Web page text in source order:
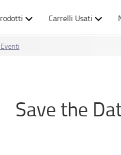
Carrelli Usati
Save the